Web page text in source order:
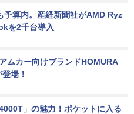
予算内。産経新聞社がAMD Ryz
を2千台導入
ムカー向けブランドHOMURA
場！
」の魅力！ポケットに入る